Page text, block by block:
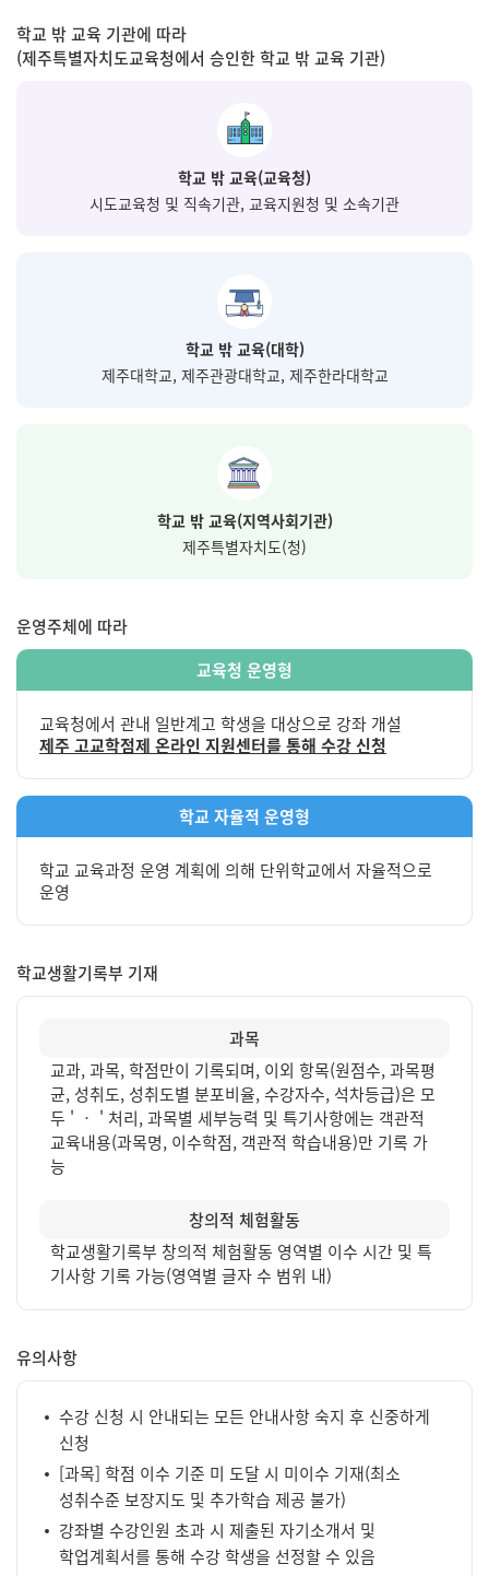
학교 밖 교육 기관에 따라
(제주특별자치도교육청에서 승인한 학교 밖 교육 기관)
학교 밖 교육(교육청)
시도교육청 및 직속기관, 교육지원청 및 소속기관
학교 밖 교육(대학)
제주대학교, 제주관광대학교, 제주한라대학교
학교 밖 교육(지역사회기관)
제주특별자치도(청)
운영주체에 따라
교육청 운영형
교육청에서 관내 일반계고 학생을 대상으로 강좌 개설
제주 고교학점제 온라인 지원센터를 통해 수강 신청
학교 자율적 운영형
학교 교육과정 운영 계획에 의해 단위학교에서 자율적으로
운영
학교생활기록부 기재
과목
교과, 과목, 학점만이 기록되며, 이외 항목(원점수, 과목평
균, 성취도, 성취도별 분포비율, 수강자수, 석차등급)은 모
두 ' ‧ ' 처리, 과목별 세부능력 및 특기사항에는 객관적
교육내용(과목명, 이수학점, 객관적 학습내용)만 기록 가
능
창의적 체험활동
학교생활기록부 창의적 체험활동 영역별 이수 시간 및 특
기사항 기록 가능(영역별 글자 수 범위 내)
유의사항
수강 신청 시 안내되는 모든 안내사항 숙지 후 신중하게
신청
[과목] 학점 이수 기준 미 도달 시 미이수 기재(최소
성취수준 보장지도 및 추가학습 제공 불가)
강좌별 수강인원 초과 시 제출된 자기소개서 및
학업계획서를 통해 수강 학생을 선정할 수 있음